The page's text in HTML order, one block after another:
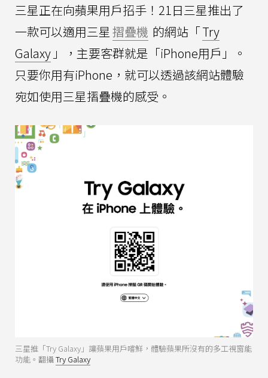
三星正在向蘋果用戶招手！21日三星推出了
一款可以適用三星 摺疊機 的網站「Try
Galaxy 」，主要客群就是「iPhone用戶」。
只要你用有iPhone，就可以透過該網站體驗
宛如使用三星摺疊機的感受。
三星推「Try Galaxy」讓蘋果用戶嚐鮮，體驗蘋果所沒有的多工視窗能
功能。翻攝Try Galaxy